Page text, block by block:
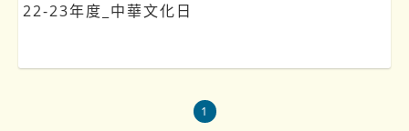
22-23年度_中華文化日
1